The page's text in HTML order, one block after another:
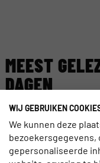
MEEST
DAGEN
TRAVELNIEUWS
JE
SAMEN MET
WIJ GEBRUIKEN
We kunnen deze
gepersonaliseerde